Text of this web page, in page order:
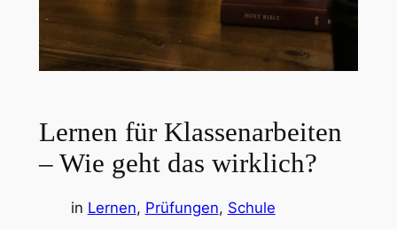
Lernen für Klassenarbeiten
– Wie geht das wirklich?
in Lernen, Prüfungen, Schule